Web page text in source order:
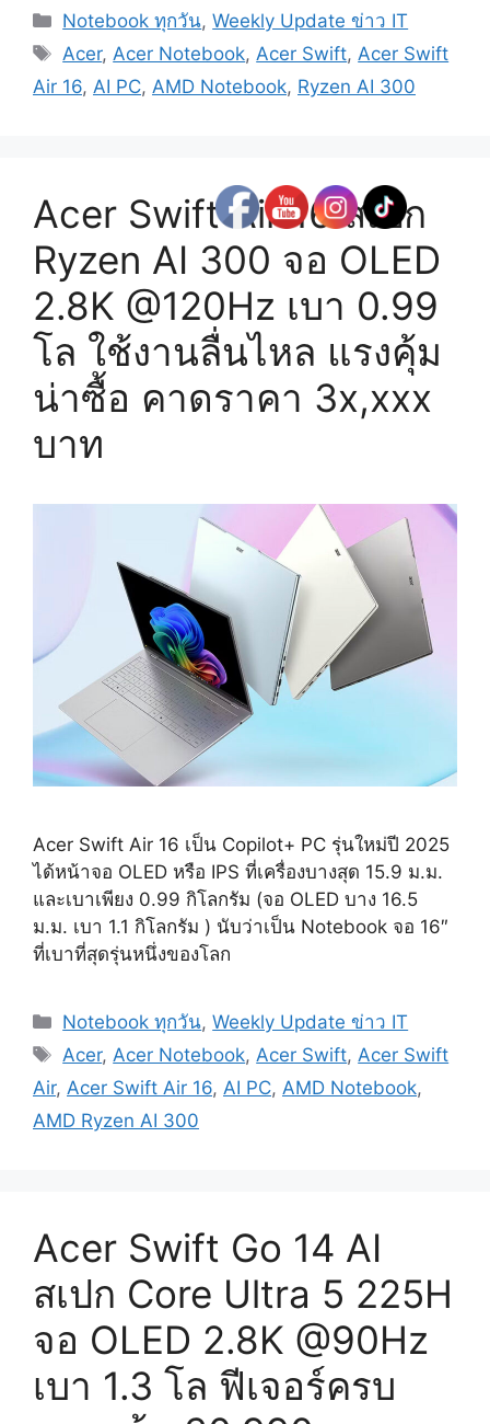
Categories
Notebook ทุกวัน,Weekly Update ข่าว IT
Tags
Acer, Acer Notebook, Acer Swift, Acer Swift
Air 16, AI PC, AMD Notebook, Ryzen AI 300
Acer Swift Air 16 สเปก
Ryzen AI 300 จอ OLED
2.8K @120Hz เบา 0.99
โล ใช้งานลื่นไหล แรงคุ้ม
น่าซื้อ คาดราคา 3x,xxx
บาท
Acer Swift Air 16 เป็น Copilot+ PC รุ่นใหม่ปี 2025
ได้หน้าจอ OLED หรือ IPS ที่เครื่องบางสุด 15.9 ม.ม.
และเบาเพียง 0.99 กิโลกรัม (จอ OLED บาง 16.5
ม.ม. เบา 1.1 กิโลกรัม ) นับว่าเป็น Notebook จอ 16″
ที่เบาที่สุดรุ่นหนึ่งของโลก
Categories
Notebook ทุกวัน,Weekly Update ข่าว IT
Tags
Acer, Acer Notebook, Acer Swift, Acer Swift
Air, Acer Swift Air 16, AI PC, AMD Notebook,
AMD Ryzen AI 300
Acer Swift Go 14 AI
สเปก Core Ultra 5 225H
จอ OLED 2.8K @90Hz
เบา 1.3 โล ฟีเจอร์ครบ